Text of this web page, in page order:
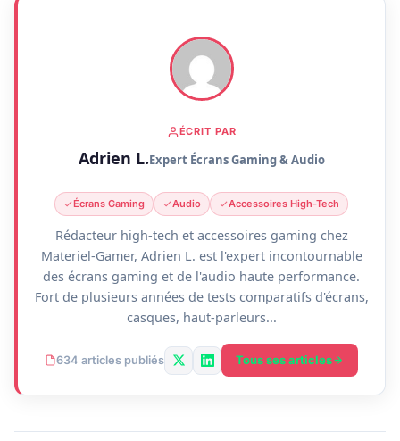
ÉCRIT PAR
Adrien L.Expert Écrans Gaming & Audio
Écrans Gaming Audio Accessoires High-Tech
Rédacteur high-tech et accessoires gaming chez
Materiel-Gamer, Adrien L. est l'expert incontournable
des écrans gaming et de l'audio haute performance.
Fort de plusieurs années de tests comparatifs d'écrans,
casques, haut-parleurs...
634 articles publiés Tous ses articles